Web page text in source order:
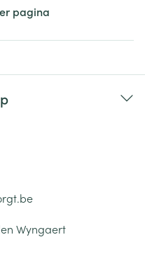
pagina
Wyngaert